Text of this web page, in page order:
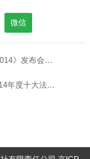
微信
《中国司法文明指数报告2014》发布会暨研讨会召开
《宪法学的世界》入选“2014年度十大法治图书”